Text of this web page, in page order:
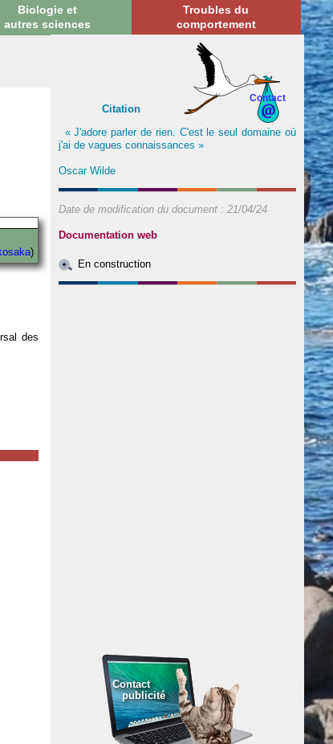
Biologie et
autres sciences
Troubles du
comportement
)
des
Contact
Citation
« J'adore parler de rien. C'est le seul domaine où
j'ai de vagues connaissances »
Oscar Wilde
Date de modification du document : 21/04/24
Documentation web
En construction
Contact
publicité